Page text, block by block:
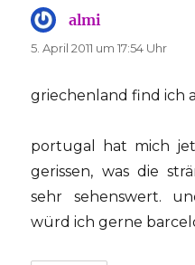
almi
5. April 2011 um 17:54 Uhr
griechenland find ich
portugal hat mich
gerissen, was die
sehr sehenswert.
würd ich gerne